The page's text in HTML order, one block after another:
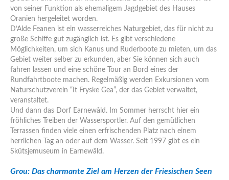
von seiner Funktion als ehemaligem Jagdgebiet des Hauses
Oranien hergeleitet worden.
D’Alde Feanen ist ein wasserreiches Naturgebiet, das für nicht zu
große Schiffe gut zugänglich ist. Es gibt verschiedene
Möglichkeiten, um sich Kanus und Ruderboote zu mieten, um das
Gebiet weiter selber zu erkunden, aber Sie können sich auch
fahren lassen und eine schöne Tour an Bord eines der
Rundfahrtboote machen. Regelmäßig werden Exkursionen vom
Naturschutzverein “It Fryske Gea”, der das Gebiet verwaltet,
veranstaltet.
Und dann das Dorf Earnewâld. Im Sommer herrscht hier ein
fröhliches Treiben der Wassersportler. Auf den gemütlichen
Terrassen finden viele einen erfrischenden Platz nach einem
herrlichen Tag an oder auf dem Wasser. Seit 1997 gibt es ein
Skûtsjemuseum in Earnewâld.
Grou: Das charmante Ziel am Herzen der Friesischen Seen